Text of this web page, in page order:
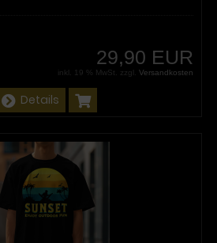
29,90 EUR
inkl. 19 % MwSt. zzgl. Versandkosten
Details